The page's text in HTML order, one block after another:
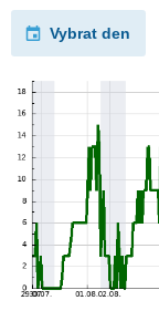
Vybrat den